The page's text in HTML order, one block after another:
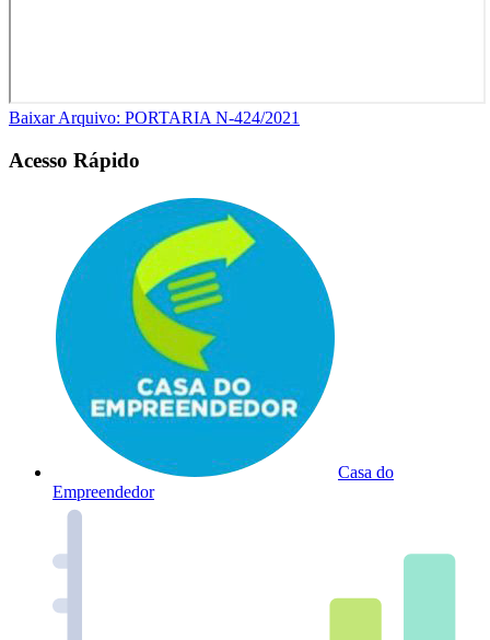
Baixar Arquivo: PORTARIA N-424/2021
Acesso Rápido
Casa do
Empreendedor